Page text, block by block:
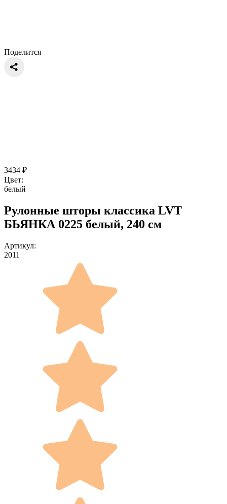
Поделится
3434 ₽
Цвет:
белый
Рулонные шторы классика LVT
БЬЯНКА 0225 белый, 240 см
Артикул:
2011